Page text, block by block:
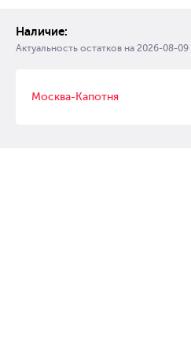
Наличие:
Актуальность остатков на 2026-08-09
Москва-Капотня